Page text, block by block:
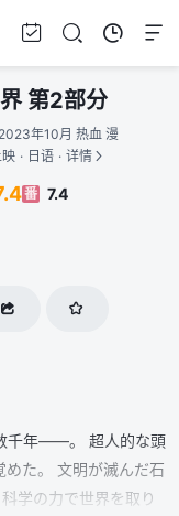
第2部分
年10月 热血 漫
· 日语 · 详情
番 7.4
千年――。 超人的な頭
めた。 文明が滅んだ石
学の力で世界を取り